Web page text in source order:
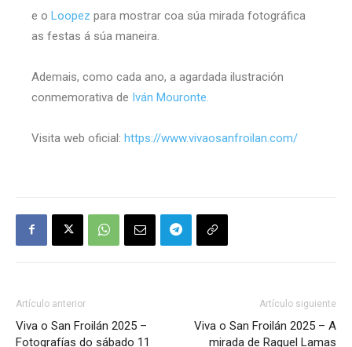
e o Loopez para mostrar coa súa mirada fotográfica
as festas á súa maneira.
Ademais, como cada ano, a agardada ilustración
conmemorativa de Iván Mouronte.
Visita web oficial: https://www.vivaosanfroilan.com/
Artículo anterior
Viva o San Froilán 2025 –
Fotografías do sábado 11
Artículo siguiente
Viva o San Froilán 2025 – A
mirada de Raquel Lamas